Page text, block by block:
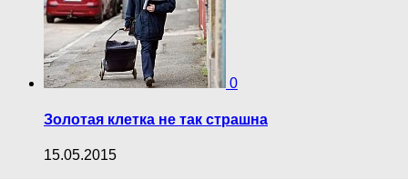
0
Золотая клетка не так страшна
15.05.2015